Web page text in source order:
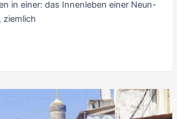
in einer: das Innenleben einer Neun-
ziemlich